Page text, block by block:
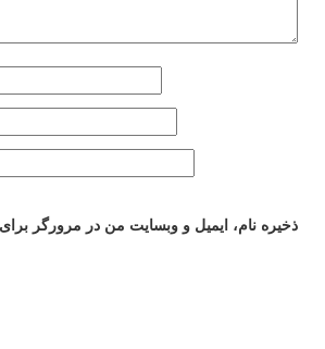
ذخیره نام، ایمیل و وبسایت من در مرورگر